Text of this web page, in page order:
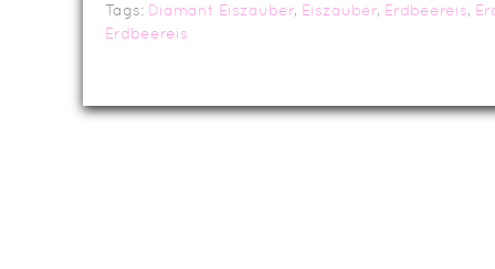
Tags: Diamant Eiszauber, Eiszauber, Erdbeereis,
Erdbeereis